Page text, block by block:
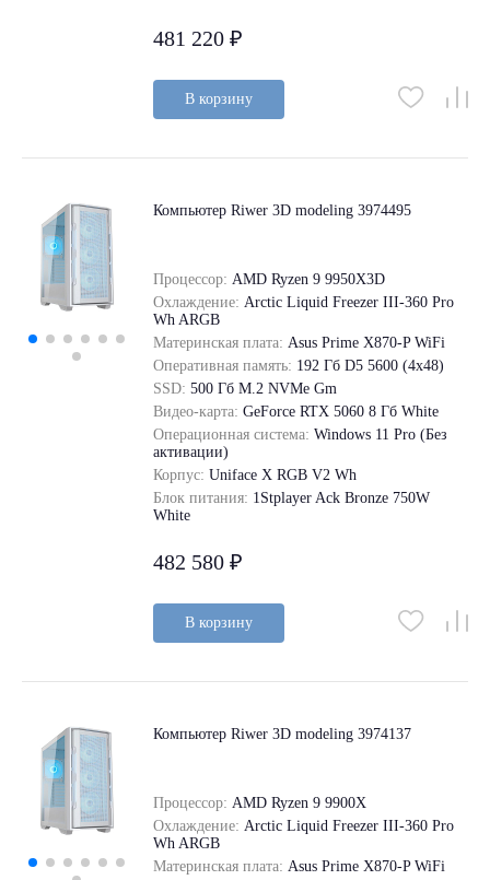
481 220 ₽
В корзину
Компьютер Riwer 3D modeling 3974495
Процессор: AMD Ryzen 9 9950X3D
Охлаждение: Arctic Liquid Freezer III-360 Pro
Wh ARGB
Материнская плата: Asus Prime X870-P WiFi
Оперативная память: 192 Гб D5 5600 (4х48)
SSD: 500 Гб M.2 NVMe Gm
Видео-карта: GeForce RTX 5060 8 Гб White
Операционная система: Windows 11 Pro (Без
активации)
Корпус: Uniface X RGB V2 Wh
Блок питания: 1Stplayer Ack Bronze 750W
White
482 580 ₽
В корзину
Компьютер Riwer 3D modeling 3974137
Процессор: AMD Ryzen 9 9900X
Охлаждение: Arctic Liquid Freezer III-360 Pro
Wh ARGB
Материнская плата: Asus Prime X870-P WiFi